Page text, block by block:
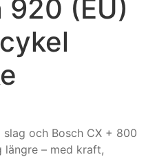
920 (EU)
och Bosch CX + 800
– med kraft,